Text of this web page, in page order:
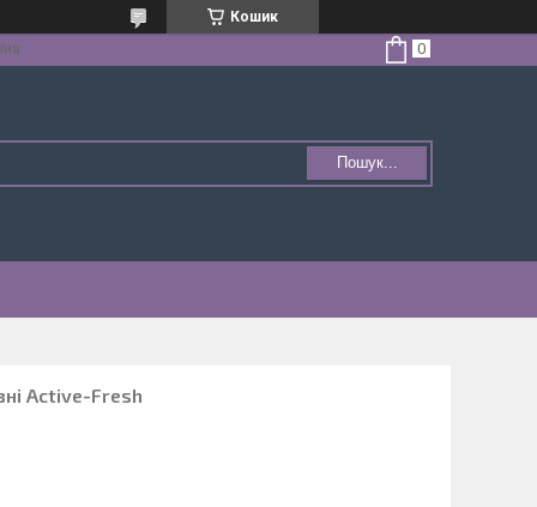
Кошик
Пошук...
Active-Fresh